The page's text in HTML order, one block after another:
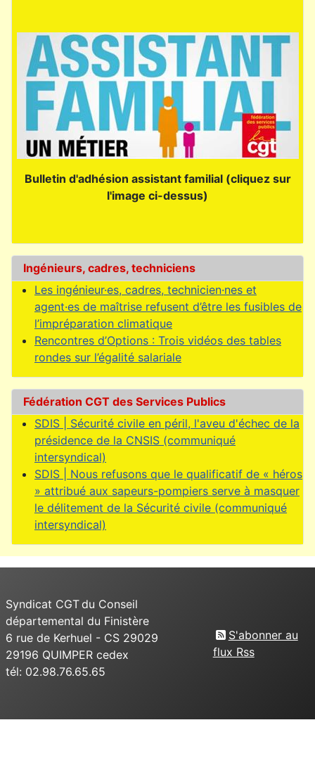
Bulletin d'adhésion assistant familial (cliquez sur
l'image ci-dessus)
Ingénieurs, cadres, techniciens
Les ingénieur·es, cadres, technicien·nes et
agent·es de maîtrise refusent d’être les fusibles de
l’impréparation climatique
Rencontres d’Options : Trois vidéos des tables
rondes sur l’égalité salariale
Fédération CGT des Services Publics
SDIS | Sécurité civile en péril, l'aveu d'échec de la
présidence de la CNSIS (communiqué
intersyndical)
SDIS | Nous refusons que le qualificatif de « héros
» attribué aux sapeurs-pompiers serve à masquer
le délitement de la Sécurité civile (communiqué
intersyndical)
Syndicat CGT du Conseil
départemental du Finistère
6 rue de Kerhuel - CS 29029
29196 QUIMPER cedex
tél: 02.98.76.65.65
S'abonner au
flux Rss